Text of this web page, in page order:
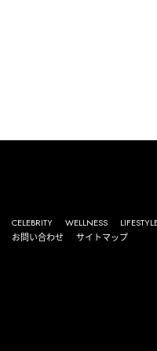
CELEBRITY WELLNESS
お問い合わせ サイトマップ